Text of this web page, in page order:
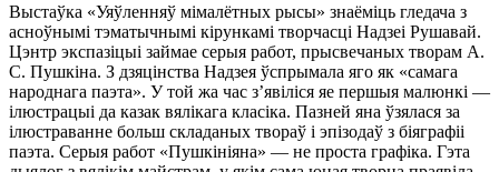
Выстаўка «Уяўленняў мімалётных рысы» знаёміць гледача з
асноўнымі тэматычнымі кірункамі творчасці Надзеі Рушавай.
Цэнтр экспазіцыі займае серыя работ, прысвечаных творам А.
С. Пушкіна. З дзяцінства Надзея ўспрымала яго як «самага
народнага паэта». У той жа час з’явіліся яе першыя малюнкі —
ілюстрацыі да казак вялікага класіка. Пазней яна ўзялася за
ілюстраванне больш складаных твораў і эпізодаў з біяграфіі
паэта. Серыя работ «Пушкініяна» — не проста графіка. Гэта